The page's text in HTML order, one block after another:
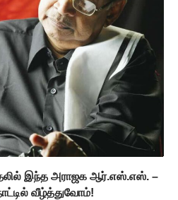
இந்த அராஜக ஆர்.எஸ்.எஸ். –
வீழ்த்துவோம்!